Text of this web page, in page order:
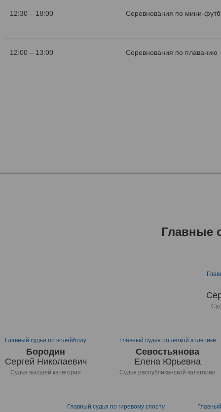
12:30 – 18:00 Соревнования по мини-
12:00 – 13:00 Соревнования по плаванию
Главные
Главный судья по волейболу
Бородин
Сергей Николаевич
Судья высшей категории
Главный судья по лёгкой атлетике
Севостьянова
Елена Юрьевна
Судья республиканской категории
Главный судья по гиревому спорту